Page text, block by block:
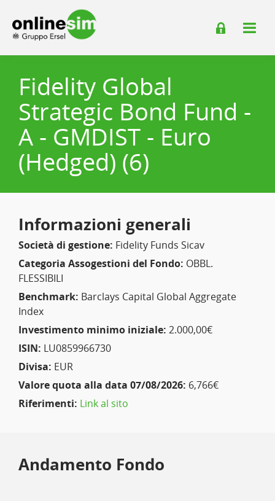
Fidelity Global
Strategic Bond Fund -
A - GMDIST - Euro
(Hedged) (6)
Informazioni generali
Società di gestione: Fidelity Funds Sicav
Categoria Assogestioni del Fondo: OBBL.
FLESSIBILI
Benchmark: Barclays Capital Global Aggregate
Index
Investimento minimo iniziale: 2.000,00€
ISIN: LU0859966730
Divisa: EUR
Valore quota alla data 07/08/2026: 6,766€
Riferimenti: Link al sito
Andamento Fondo